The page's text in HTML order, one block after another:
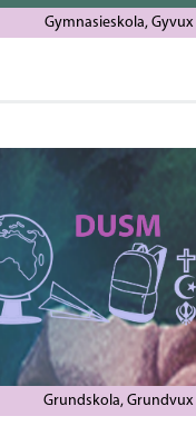
Gymnasieskola Gyvux
Grundskola Grundvux